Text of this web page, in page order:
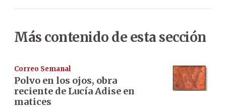
Más contenido de esta sección
Correo Semanal
Polvo en los ojos, obra
reciente de Lucía Adise en
matices